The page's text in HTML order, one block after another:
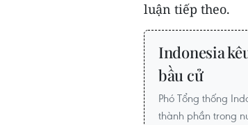
luận tiếp theo.
Indonesia
bầu cử
Phó Tổng thống
thành phần trong